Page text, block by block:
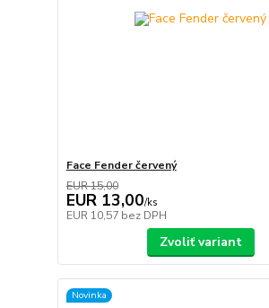
Face Fender červený
EUR 15,00
EUR 13,00/ks
EUR 10,57 bez DPH
Zvoliť variant
Novinka